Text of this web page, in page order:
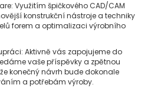
Využitím špičkového CAD/CAM
konstrukční nástroje a techniky
forem a optimalizaci výrobního
Aktivně vás zapojujeme do
vaše příspěvky a zpětnou
konečný návrh bude dokonale
a potřebám výroby.